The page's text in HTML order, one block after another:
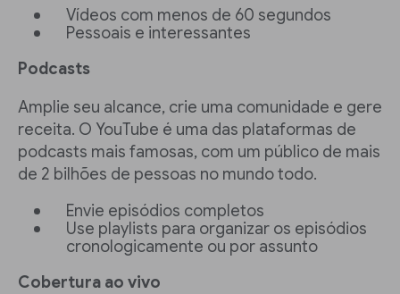
Vídeos com menos de 60 segundos
Pessoais e interessantes
Podcasts
Amplie seu alcance, crie uma comunidade e gere
receita. O YouTube é uma das plataformas de
podcasts mais famosas, com um público de mais
de 2 bilhões de pessoas no mundo todo.
Envie episódios completos
Use playlists para organizar os episódios
cronologicamente ou por assunto
Cobertura ao vivo